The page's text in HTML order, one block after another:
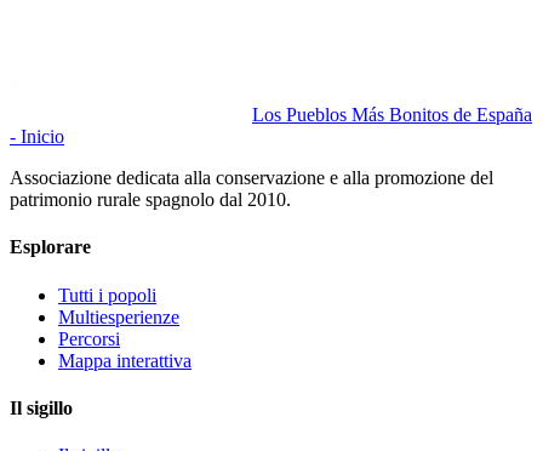
Los Pueblos Más Bonitos de España
- Inicio
Associazione dedicata alla conservazione e alla promozione del
patrimonio rurale spagnolo dal 2010.
Esplorare
Tutti i popoli
Multiesperienze
Percorsi
Mappa interattiva
Il sigillo